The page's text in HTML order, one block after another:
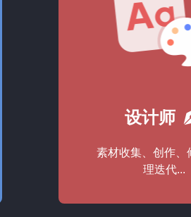
设计师
素材收集、创作、
理迭代...